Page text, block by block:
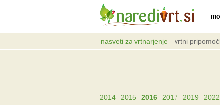
nasveti za vrtnarjenje vrtni
2014 2015 2016 2017 2019
2022